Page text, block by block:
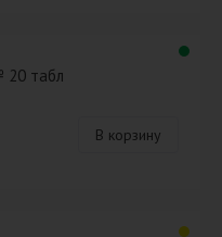
20 табл
В корзину